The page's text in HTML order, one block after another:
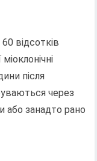
відсотків
після
через
або занадто рано